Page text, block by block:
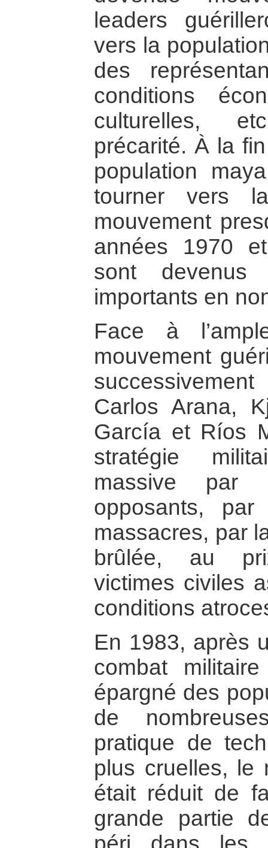
leaders
vers la
des
conditions
culturelles,
précarité. À la
population
tourner vers
mouvement
années 1970
sont
importants en
Face à
mouvement
Carlos Arana,
García et Ríos
stratégie
massive par
opposants,
massacres, par
brûlée, au
victimes civiles
conditions
En 1983, après
combat
épargné des
de
pratique de
plus cruelles, le
était réduit de
grande partie